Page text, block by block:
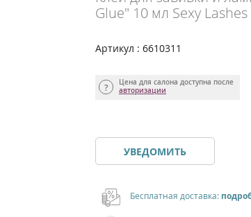
Glue" 10 мл Sexy Lashes
Артикул : 6610311
Цена для салона доступна после
авторизации
УВЕДОМИТЬ
Бесплатная доставка: